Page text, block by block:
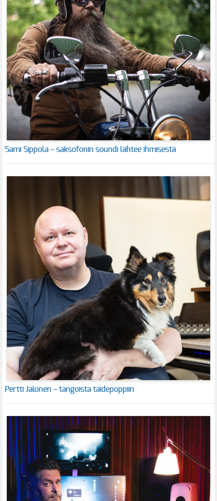
Sami Sippola – saksofonin soundi lähtee ihmisestä
Pertti Jalonen – tangoista taidepoppiin